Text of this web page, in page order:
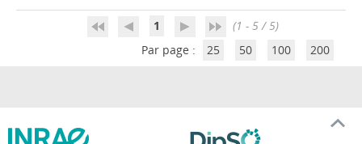
1
(1 - 5 / 5)
Par page :
25 50 100 200